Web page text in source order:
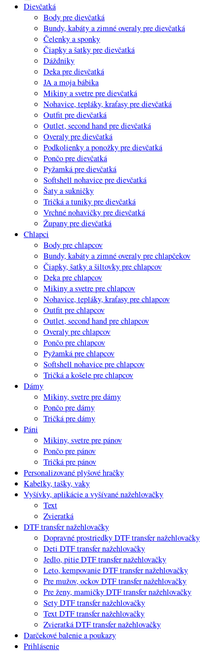
Dievčatká
Body pre dievčatká
Bundy, kabáty a zimné overaly pre dievčatká
Čelenky a sponky
Čiapky a šatky pre dievčatká
Dáždniky
Deka pre dievčatká
JA a moja bábika
Mikiny a svetre pre dievčatká
Nohavice, tepláky, kraťasy pre dievčatká
Outfit pre dievčatká
Outlet, second hand pre dievčatká
Overaly pre dievčatká
Podkolienky a ponožky pre dievčatká
Pončo pre dievčatká
Pyžamká pre dievčatká
Softshell nohavice pre dievčatká
Šaty a sukničky
Tričká a tuniky pre dievčatká
Vrchné nohavičky pre dievčatká
Župany pre dievčatká
Chlapci
Body pre chlapcov
Bundy, kabáty a zimné overaly pre chlapčekov
Čiapky, šatky a šiltovky pre chlapcov
Deka pre chlapcov
Mikiny a svetre pre chlapcov
Nohavice, tepláky, kraťasy pre chlapcov
Outfit pre chlapcov
Outlet, second hand pre chlapcov
Overaly pre chlapcov
Pončo pre chlapcov
Pyžamká pre chlapcov
Softshell nohavice pre chlapcov
Tričká a košele pre chlapcov
Dámy
Mikiny, svetre pre dámy
Pončo pre dámy
Tričká pre dámy
Páni
Mikiny, svetre pre pánov
Pončo pre pánov
Tričká pre pánov
Personalizované plyšové hračky
Kabelky, tašky, vaky
Vyšívky, aplikácie a vyšívané nažehlovačky
Text
Zvieratká
DTF transfer nažehlovačky
Dopravné prostriedky DTF transfer nažehlovačky
Deti DTF transfer nažehlovačky
Jedlo, pitie DTF transfer nažehlovačky
Leto, kempovanie DTF transfer nažehlovačky
Pre mužov, ockov DTF transfer nažehlovačky
Pre ženy, mamičky DTF transfer nažehlovačky
Sety DTF transfer nažehlovačky
Text DTF transfer nažehlovačky
Zvieratká DTF transfer nažehlovačky
Darčekové balenie a poukazy
Prihlásenie